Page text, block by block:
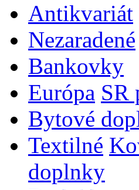
Antikvariát
Nezaradené
Bankovky
Európa SR
Bytové
Textilné
doplnky